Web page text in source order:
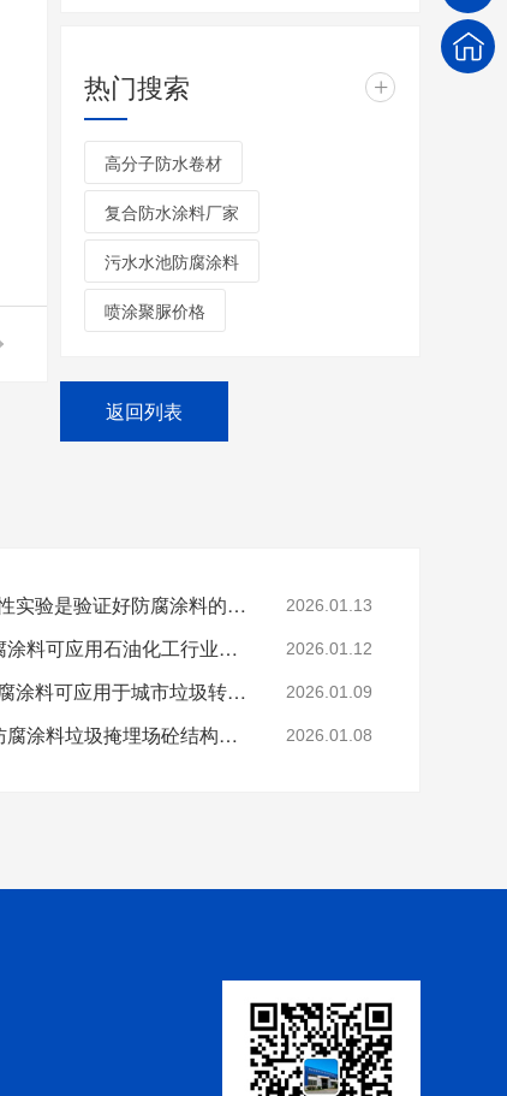
热门搜索 +
高分子防水卷材
复合防水涂料厂家
污水水池防腐涂料
喷涂聚脲价格
返回列表
科学的老化试验来进行耐久性实验是验证好防腐涂料的途径 2026.01.13
烟台鲁蒙VRA-LM®防水防腐涂料可应用石油化工行业防腐防水 2026.01.12
烟台鲁蒙高分子树脂防水防腐涂料可应用于城市垃圾转运车 2026.01.09
鲁蒙VRA-LM®混凝土结构防腐涂料垃圾掩埋场砼结构防腐 2026.01.08